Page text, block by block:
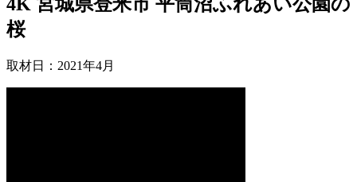
桜
取材日：2021年4月